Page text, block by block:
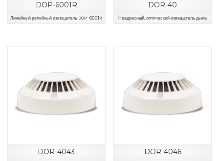
DOP-6001R
Линейный релейный извещатель DOP-6001R
DOR-40
Неадресный, оптический извещатель дыма
DOR-4043 DOR-4046